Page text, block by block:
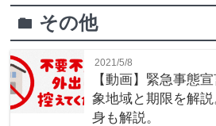
folder その他
2021/5/8
【動画】緊急事態
象地域と期限を解
身も解説。